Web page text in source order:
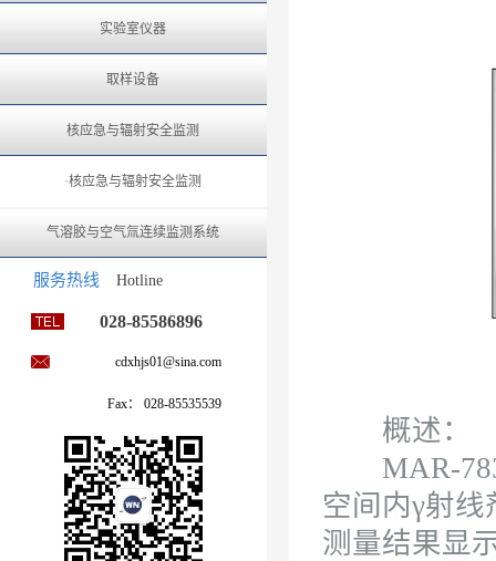
实验室仪器
取样设备
核应急与辐射安全监测
·核应急与辐射安全监测
气溶胶与空气氚连续监测系统
服务热线 Hotline
028-85586896
cdxhjs01@sina.com
Fax： 028-85535539
概述：
MAR-783
空间内γ射
测量结果显